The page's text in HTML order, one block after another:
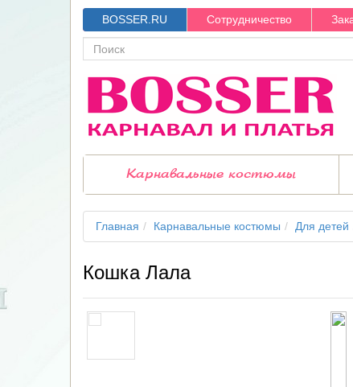
BOSSER.RU Сотрудничество
Карнавальные костюмы
Главная Карнавальные костюмы Для детей
Кошка Лала